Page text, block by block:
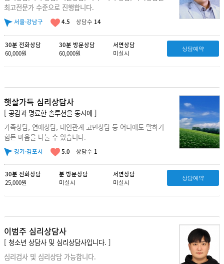
최고전문가 수준으로 진행합니다.
서울·강남구 4.5 상담수 14
30분 전화상담
60,000원
30분 방문상담
60,000원
서면상담
미실시
상담예약
햇살가득 심리상담사
[ 공감과 명료한 솔루션을 동시에 ]
가족상담, 연애상담, 대인관계 고민상담 등 어디에도 말하기
힘든 마음을 나눌 수 있습니다.
경기·김포시 5.0 상담수 1
30분 전화상담
25,000원
분 방문상담
미실시
서면상담
미실시
상담예약
이범주 심리상담사
[ 청소년 상담사 및 심리상담사입니다. ]
심리검사 및 심리상담 가능합니다.